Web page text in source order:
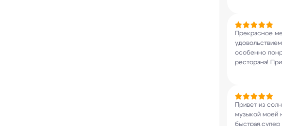
Прекрасное
особенно
ресторана!
Привет из
музыкой моей
быстрая,супер